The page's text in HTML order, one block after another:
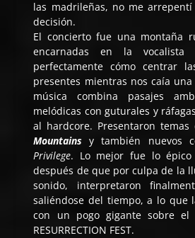
las madrileñas, no me
decisión.
El concierto fue una montaña
encarnadas en la
perfectamente cómo centrar
presentes mientras nos caía
música combina pasajes
melódicas con guturales y
al hardcore. Presentaron
Mountainsy también nuevos
Privilege. Lo mejor fue lo
después de que por culpa de la
sonido, interpretaron
saliéndose del tiempo, a lo que
con un pogo gigante sobre el
RESURRECTION FEST.